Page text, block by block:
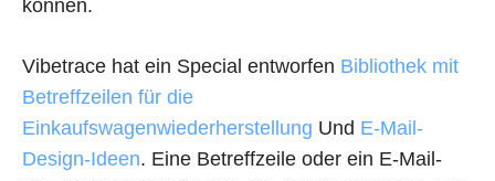
können.
Vibetrace hat ein Special entworfen Bibliothek mit
Betreffzeilen für die
Einkaufswagenwiederherstellung Und E-Mail-
Design-Ideen. Eine Betreffzeile oder ein E-Mail-